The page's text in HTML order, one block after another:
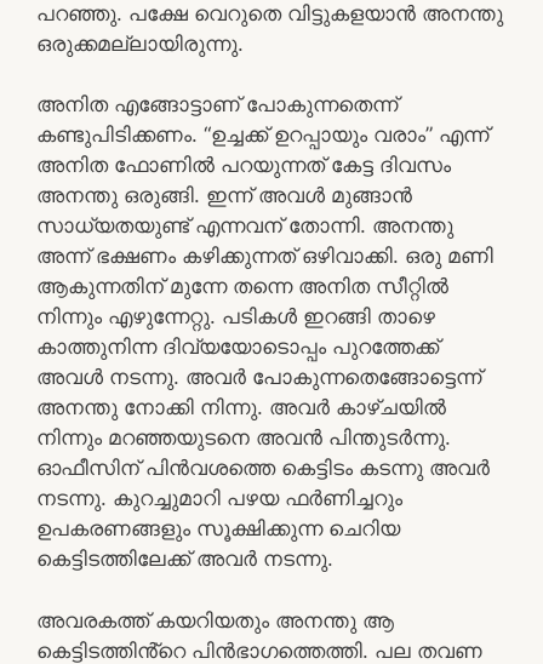
പറഞ്ഞു. പക്ഷേ വെറുതെ വിട്ടുകളയാൻ അനന്തു
ഒരുക്കമല്ലായിരുന്നു.
അനിത എങ്ങോട്ടാണ് പോകുന്നതെന്ന്
കണ്ടുപിടിക്കണം. “ഉച്ചക്ക് ഉറപ്പായും വരാം” എന്ന്
അനിത ഫോണിൽ പറയുന്നത് കേട്ട ദിവസം
അനന്തു ഒരുങ്ങി. ഇന്ന് അവൾ മുങ്ങാൻ
സാധ്യതയുണ്ട് എന്നവന് തോന്നി. അനന്തു
അന്ന് ഭക്ഷണം കഴിക്കുന്നത് ഒഴിവാക്കി. ഒരു മണി
ആകുന്നതിന് മുന്നേ തന്നെ അനിത സീറ്റിൽ
നിന്നും എഴുന്നേറ്റു. പടികൾ ഇറങ്ങി താഴെ
കാത്തുനിന്ന ദിവ്യയോടൊപ്പം പുറത്തേക്ക്
അവൾ നടന്നു. അവർ പോകുന്നതെങ്ങോട്ടെന്ന്
അനന്തു നോക്കി നിന്നു. അവർ കാഴ്ചയിൽ
നിന്നും മറഞ്ഞയുടനെ അവൻ പിന്തുടർന്നു.
ഓഫീസിന് പിൻവശത്തെ കെട്ടിടം കടന്നു അവർ
നടന്നു. കുറച്ചുമാറി പഴയ ഫർണിച്ചറും
ഉപകരണങ്ങളും സൂക്ഷിക്കുന്ന ചെറിയ
കെട്ടിടത്തിലേക്ക് അവർ നടന്നു.
അവരകത്ത് കയറിയതും അനന്തു ആ
കെട്ടിടത്തിൻ്റെ പിൻഭാഗത്തെത്തി. പല തവണ